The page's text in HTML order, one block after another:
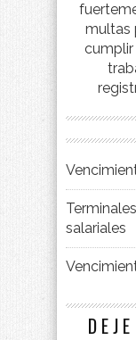
multas
salariales